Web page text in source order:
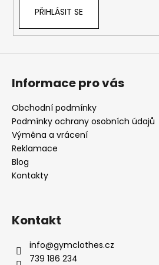
PŘIHLÁSIT SE
Informace pro vás
Obchodní podmínky
Podmínky ochrany osobních údajů
Výměna a vrácení
Reklamace
Blog
Kontakty
Kontakt
info@gymclothes.cz
739 186 234